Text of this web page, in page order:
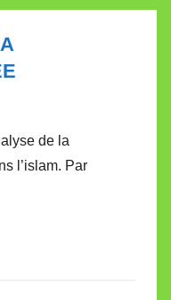
de la
l’islam. Par